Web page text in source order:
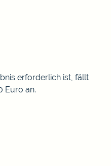
erforderlich ist, fällt
Euro an.